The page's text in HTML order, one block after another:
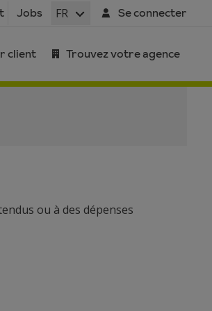
Jobs FR Se connecter
client Trouvez votre agence
ou à des dépenses